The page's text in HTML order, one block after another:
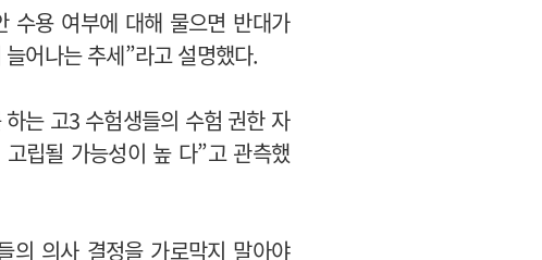
수용 여부에 대해 물으면 반대가
어나는 추세”라고 설명했다.
는 고3 수험생들의 수험 권한 자
립될 가능성이 높 다”고 관측했
의 의사 결정을 가로막지 말아야